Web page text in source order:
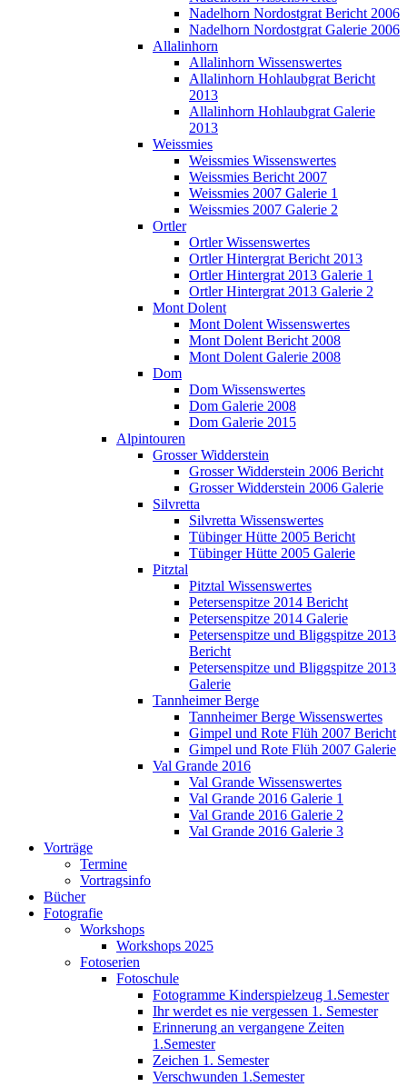
Nadelhorn Nordostgrat Bericht 2006
Nadelhorn Nordostgrat Galerie 2006
Allalinhorn
Allalinhorn Wissenswertes
Allalinhorn Hohlaubgrat Bericht
2013
Allalinhorn Hohlaubgrat Galerie
2013
Weissmies
Weissmies Wissenswertes
Weissmies Bericht 2007
Weissmies 2007 Galerie 1
Weissmies 2007 Galerie 2
Ortler
Ortler Wissenswertes
Ortler Hintergrat Bericht 2013
Ortler Hintergrat 2013 Galerie 1
Ortler Hintergrat 2013 Galerie 2
Mont Dolent
Mont Dolent Wissenswertes
Mont Dolent Bericht 2008
Mont Dolent Galerie 2008
Dom
Dom Wissenswertes
Dom Galerie 2008
Dom Galerie 2015
Alpintouren
Grosser Widderstein
Grosser Widderstein 2006 Bericht
Grosser Widderstein 2006 Galerie
Silvretta
Silvretta Wissenswertes
Tübinger Hütte 2005 Bericht
Tübinger Hütte 2005 Galerie
Pitztal
Pitztal Wissenswertes
Petersenspitze 2014 Bericht
Petersenspitze 2014 Galerie
Petersenspitze und Bliggspitze 2013
Bericht
Petersenspitze und Bliggspitze 2013
Galerie
Tannheimer Berge
Tannheimer Berge Wissenswertes
Gimpel und Rote Flüh 2007 Bericht
Gimpel und Rote Flüh 2007 Galerie
Val Grande 2016
Val Grande Wissenswertes
Val Grande 2016 Galerie 1
Val Grande 2016 Galerie 2
Val Grande 2016 Galerie 3
Vorträge
Termine
Vortragsinfo
Bücher
Fotografie
Workshops
Workshops 2025
Fotoserien
Fotoschule
Fotogramme Kinderspielzeug 1.Semester
Ihr werdet es nie vergessen 1. Semester
Erinnerung an vergangene Zeiten
1.Semester
Zeichen 1. Semester
Verschwunden 1.Semester